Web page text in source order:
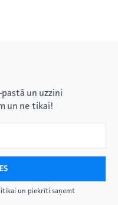
un uzzini
un ne tikai!
un piekrīti saņemt